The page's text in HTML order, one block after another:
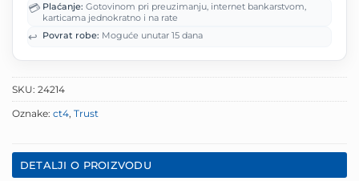
💳 Plaćanje: Gotovinom pri preuzimanju, internet bankarstvom,
karticama jednokratno i na rate
↩️ Povrat robe: Moguće unutar 15 dana
SKU: 24214
Oznake: ct4, Trust
DETALJI O PROIZVODU